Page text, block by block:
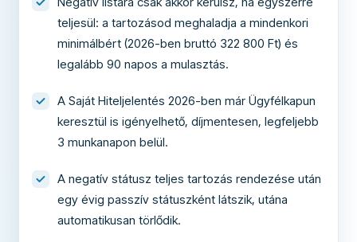
teljesül: a tartozásod meghaladja a mindenkori
minimálbért (2026-ben bruttó 322 800 Ft) és
legalább 90 napos a mulasztás.
A Saját Hiteljelentés 2026-ben már Ügyfélkapun
keresztül is igényelhető, díjmentesen, legfeljebb
3 munkanapon belül.
A negatív státusz teljes tartozás rendezése után
egy évig passzív státuszként látszik, utána
automatikusan törlődik.